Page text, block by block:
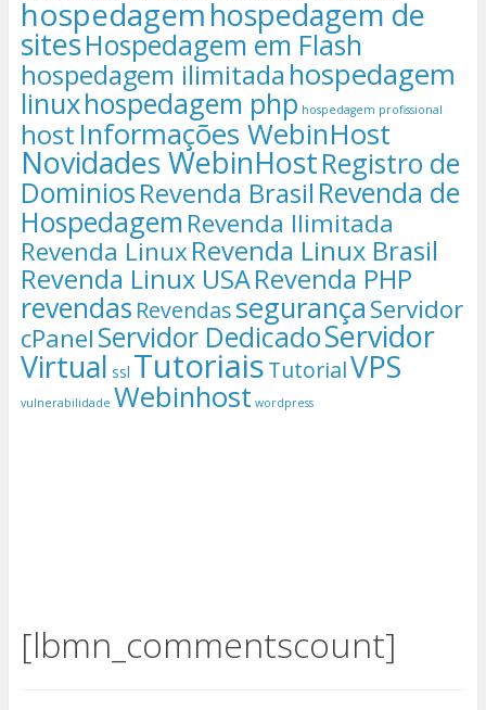
hospedagemhospedagem de
sitesHospedagem em Flash
hospedagem ilimitada hospedagem
linuxhospedagem php hospedagem profissional
host Informações WebinHost
Novidades WebinHostRegistro de
DominiosRevenda Brasil Revenda de
Hospedagem Revenda Ilimitada
Revenda LinuxRevenda Linux Brasil
Revenda Linux USARevenda PHP
revendas RevendassegurançaServidor
cPanelServidor DedicadoServidor
Virtual ssl TutoriaisTutorialVPS
vulnerabilidade Webinhost wordpress
[lbmn_commentscount]